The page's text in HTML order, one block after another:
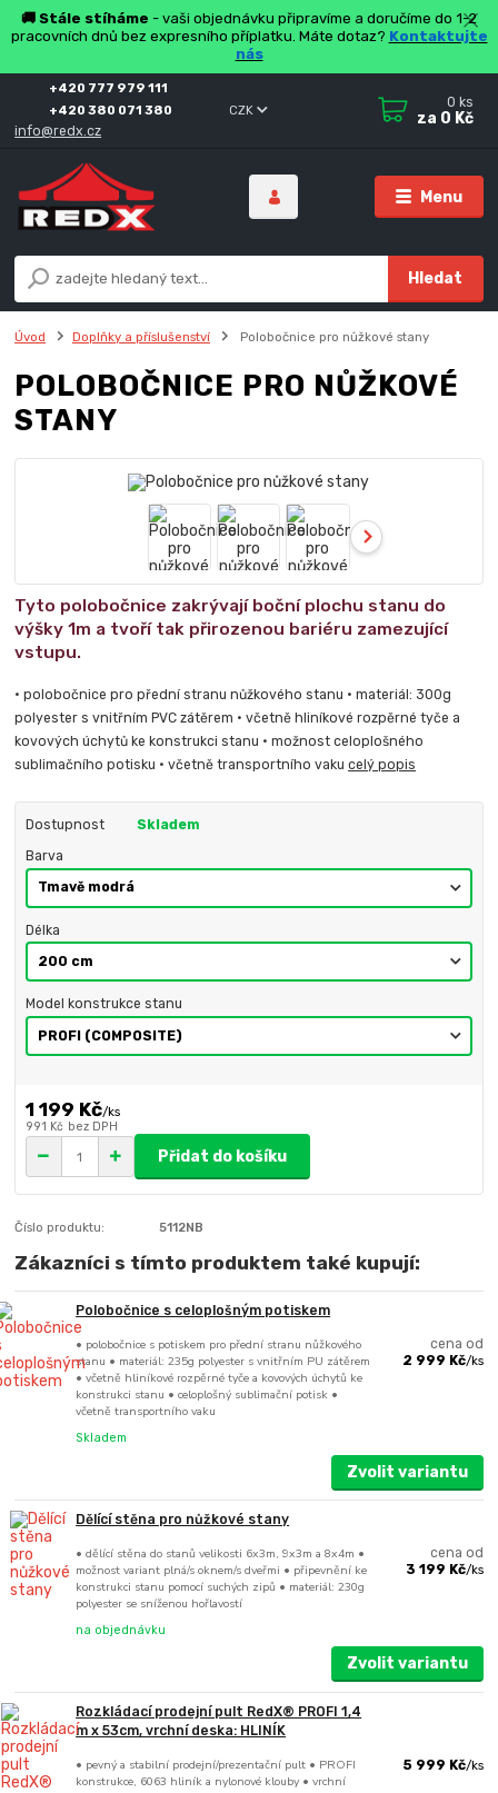
🚚 Stále stíháme - vaši objednávku připravíme a doručíme do 1-2
pracovních dnů bez expresního příplatku. Máte dotaz? Kontaktujte
nás
Menu
CZK
Hledat
+420 777 979 111
+420 380 071 380
info@redx.cz
0 ks
za 0 Kč
Úvod Doplňky a příslušenství Polobočnice pro nůžkové stany
POLOBOČNICE PRO NŮŽKOVÉ
STANY
Tyto polobočnice zakrývají boční plochu stanu do
výšky 1m a tvoří tak přirozenou bariéru zamezující
vstupu.
• polobočnice pro přední stranu nůžkového stanu • materiál: 300g
polyester s vnitřním PVC zátěrem • včetně hliníkové rozpěrné tyče a
kovových úchytů ke konstrukci stanu • možnost celoplošného
sublimačního potisku • včetně transportního vakucelý popis
Dostupnost Skladem
Barva
Délka
Model konstrukce stanu
1 199 Kč/ks
991 Kč bez DPH
Přidat do košíku
Číslo produktu: 5112NB
Zákazníci s tímto produktem také kupují:
Polobočnice s celoplošným potiskem
• polobočnice s potiskem pro přední stranu nůžkového
stanu • materiál: 235g polyester s vnitřním PU zátěrem
• včetně hliníkové rozpěrné tyče a kovových úchytů ke
konstrukci stanu • celoplošný sublimační potisk •
včetně transportního vaku
cena od
2 999 Kč/ks
Skladem
Zvolit variantu
Dělící stěna pro nůžkové stany
• dělící stěna do stanů velikosti 6x3m, 9x3m a 8x4m •
možnost variant plná/s oknem/s dveřmi • připevnění ke
konstrukci stanu pomocí suchých zipů • materiál: 230g
polyester se sníženou hořlavostí
cena od
3 199 Kč/ks
na objednávku
Zvolit variantu
Rozkládací prodejní pult RedX® PROFI 1,4
m x 53cm, vrchní deska: HLINÍK
• pevný a stabilní prodejní/prezentační pult • PROFI
konstrukce, 6063 hliník a nylonové klouby • vrchní
5 999 Kč/ks